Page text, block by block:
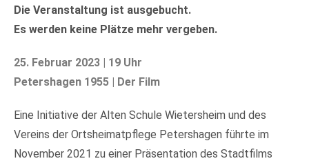
Die Veranstaltung ist ausgebucht.
Es werden keine Plätze mehr vergeben.
25. Februar 2023 | 19 Uhr
Petershagen 1955 | Der Film
Eine Initiative der Alten Schule Wietersheim und des
Vereins der Ortsheimatpflege Petershagen führte im
November 2021 zu einer Präsentation des Stadtfilms